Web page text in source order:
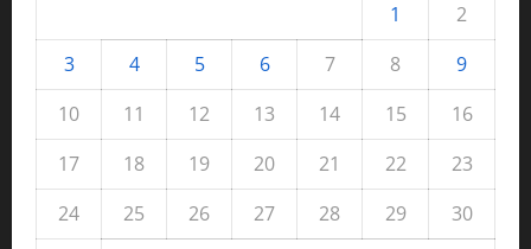
1
2
3
4 5 6 7 8
9
10
11 12 13 14 15
16
17
18 19 20 21 22
23
24
25 26 27 28 29 30